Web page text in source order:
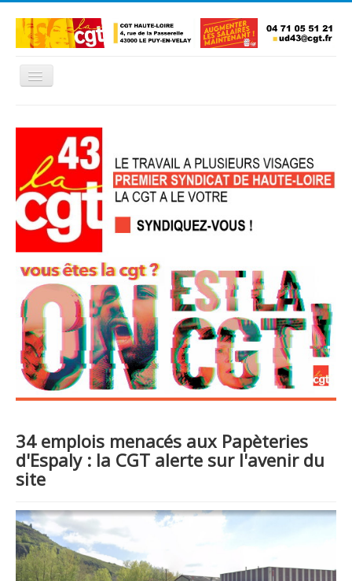
Basculer
L'Union Départementale
Les Unions Locales
Les syndicats locaux
Défendre vos droits
Se syndiquer
La confédératon nationale CGT
NOUS CONTACTER
34 emplois menacés aux Papèteries
d'Espaly : la CGT alerte sur l'avenir du
site